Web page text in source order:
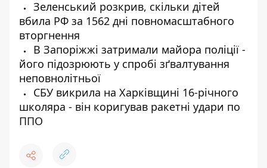
Зеленський розкрив, скільки дітей
вбила РФ за 1562 дні повномасштабного
вторгнення
В Запоріжжі затримали майора поліції -
його підозрюють у спробі зґвалтування
неповнолітньої
СБУ викрила на Харківщині 16-річного
школяра - він коригував ракетні удари по
ППО